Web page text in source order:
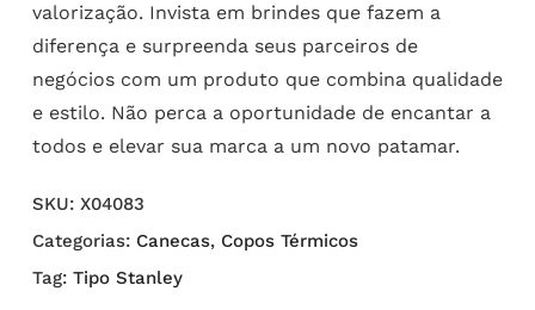
valorização. Invista em brindes que fazem a
diferença e surpreenda seus parceiros de
negócios com um produto que combina qualidade
e estilo. Não perca a oportunidade de encantar a
todos e elevar sua marca a um novo patamar.
SKU: X04083
Categorias: Canecas, Copos Térmicos
Tag: Tipo Stanley